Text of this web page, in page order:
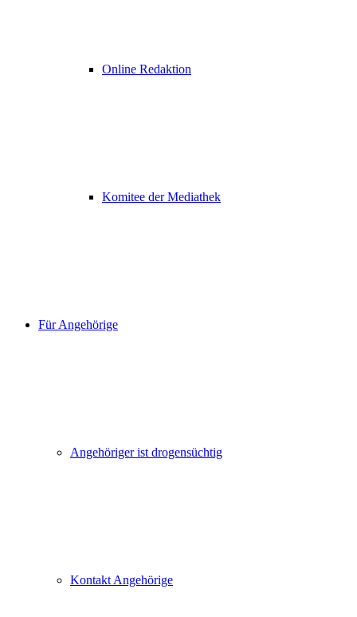
Online Redaktion
Komitee der Mediathek
Für Angehörige
Angehöriger ist drogensüchtig
Kontakt Angehörige